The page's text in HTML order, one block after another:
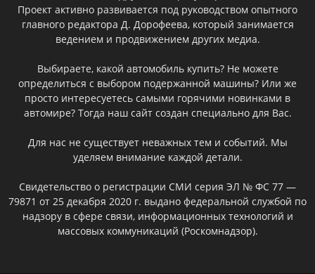
Проект активно развивается под руководством опытного
главного редактора Д. Дорофеева, который занимается
ведением и продвижением других медиа.
Выбираете, какой автомобиль купить? Не можете
определиться с выбором подержанной машины? Или же
просто интересуетесь самыми горячими новинками в
автомире? Тогда наш сайт создан специально для Вас.
Для нас не существует неважных тем и событий. Мы
уделяем внимание каждой детали.
Свидетельство о регистрации СМИ серия ЭЛ № ФС 77 —
79871 от 25 декабря 2020 г. выдано федеральной службой по
надзору в сфере связи, информационных технологий и
массовых коммуникаций (Роскомнадзор).